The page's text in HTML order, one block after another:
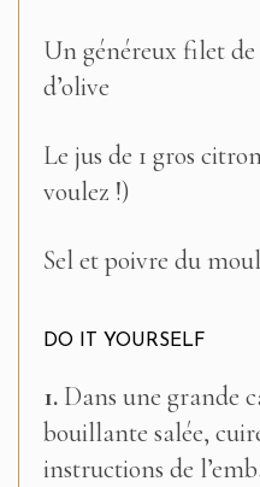
Un généreux filet
d’olive
Le jus de 1 gros
voulez !)
Sel et poivre du
DO IT YOURSELF
1. Dans une grande
bouillante salée,
instructions de